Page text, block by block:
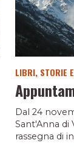
LIBRI, STORIE
Dal 24
Sant'Anna di
rassegna di